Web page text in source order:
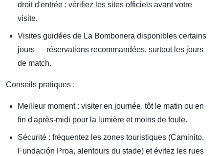
droit d'entrée : vérifiez les sites officiels avant votre
visite.
Visites guidées de La Bombonera disponibles certains
jours — réservations recommandées, surtout les jours
de match.
Conseils pratiques :
Meilleur moment : visiter en journée, tôt le matin ou en
fin d'après-midi pour la lumière et moins de foule.
Sécurité : fréquentez les zones touristiques (Caminito,
Fundación Proa, alentours du stade) et évitez les rues